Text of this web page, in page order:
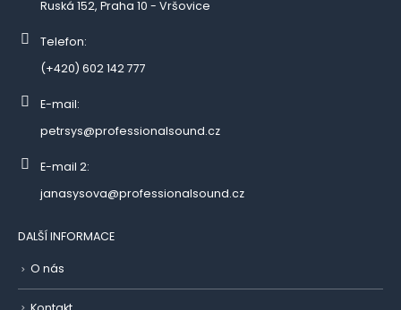
Ruská 152, Praha 10 - Vršovice
Telefon:
(+420) 602 142 777
E-mail:
petrsys@professionalsound.cz
E-mail 2:
janasysova@professionalsound.cz
DALŠÍ INFORMACE
O nás